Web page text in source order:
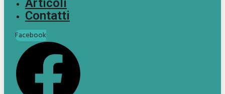
Articoli
Contatti
Facebook